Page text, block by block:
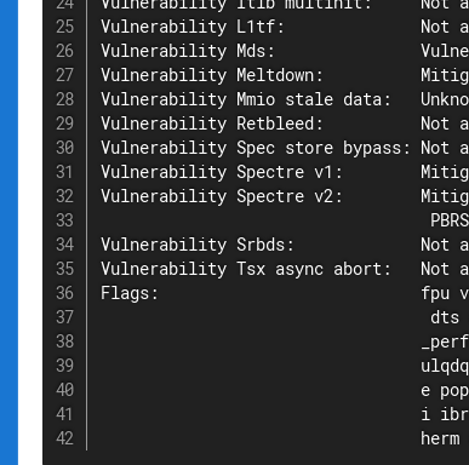
Vulnerability L1tf:              Not
Vulnerability Mds:
Vulnerability Meltdown:
Vulnerability Mmio stale data:
Vulnerability Retbleed:          Not
Vulnerability Spec store bypass: Not
Vulnerability Spectre v1:
Vulnerability Spectre v2:
Vulnerability Srbds:             Not
Vulnerability Tsx async abort:   Not
Flags:                           fpu vme de
e
i
herm